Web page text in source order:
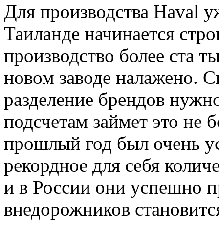
Для производства Haval
Таиланде начинается
производство более ста
новом заводе налажено.
разделение брендов
подсчетам займет это не
прошлый год был очень
рекордное для себя
и в России они успешно
внедорожников